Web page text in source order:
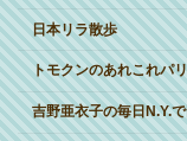
日本リラ散歩
トモクンのあれこれパ
吉野亜衣子の毎日N.Y.